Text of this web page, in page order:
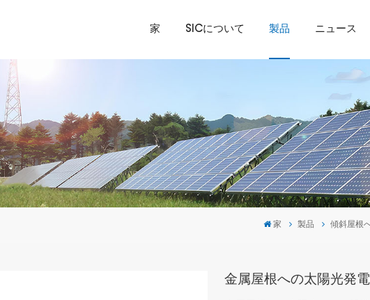
家 SICについて 製品 ニュース
家 製品 傾斜屋根
金属屋根への太陽光発